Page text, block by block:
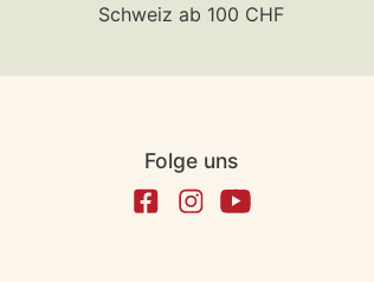
Schweiz ab 100 CHF
Folge uns